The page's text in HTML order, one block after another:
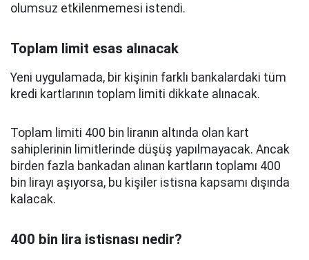
olumsuz etkilenmemesi istendi.
Toplam limit esas alınacak
Yeni uygulamada, bir kişinin farklı bankalardaki tüm
kredi kartlarının toplam limiti dikkate alınacak.
Toplam limiti 400 bin liranın altında olan kart
sahiplerinin limitlerinde düşüş yapılmayacak. Ancak
birden fazla bankadan alınan kartların toplamı 400
bin lirayı aşıyorsa, bu kişiler istisna kapsamı dışında
kalacak.
400 bin lira istisnası nedir?